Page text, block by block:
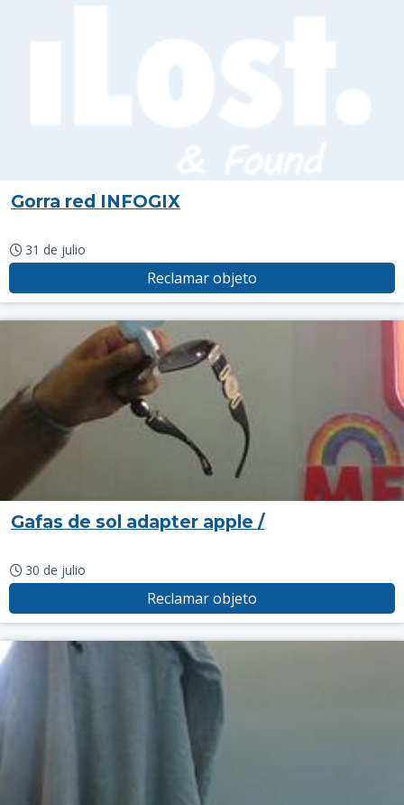
Gorra red INFOGIX
31 de julio
Reclamar objeto
Gafas de sol adapter apple /
30 de julio
Reclamar objeto